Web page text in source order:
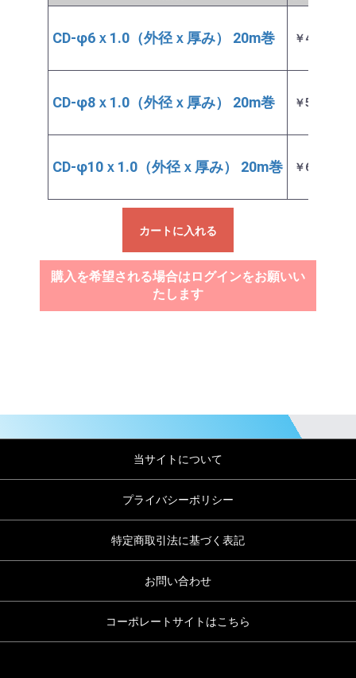
CD-φ6ｘ1.0（外径ｘ厚み） 20m巻 ￥40,875
CD-φ8ｘ1.0（外径ｘ厚み） 20m巻 ￥50,875
CD-φ10ｘ1.0（外径ｘ厚み） 20m巻 ￥67,000
カートに入れる
購入を希望される場合はログインをお願いい
たします
当サイトについて
プライバシーポリシー
特定商取引法に基づく表記
お問い合わせ
コーポレートサイトはこちら